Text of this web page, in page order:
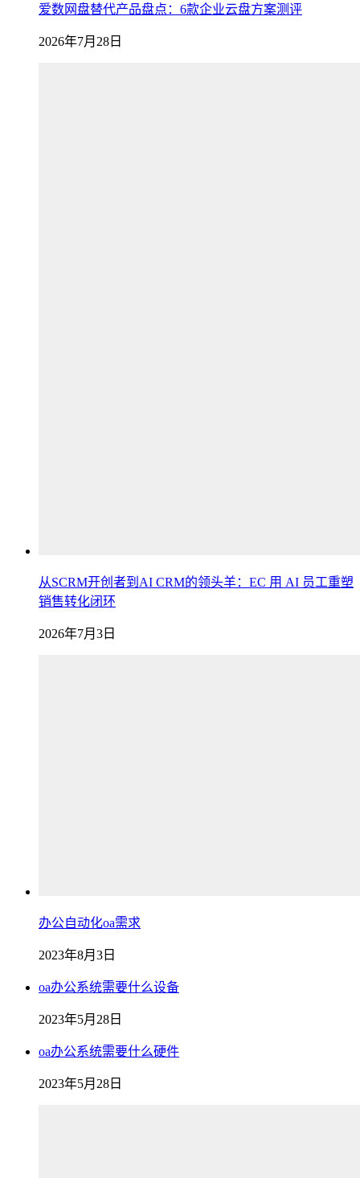
爱数网盘替代产品盘点：6款企业云盘方案测评
2026年7月28日
从SCRM开创者到AI CRM的领头羊：EC 用 AI 员工重塑
销售转化闭环
2026年7月3日
办公自动化oa需求
2023年8月3日
oa办公系统需要什么设备
2023年5月28日
oa办公系统需要什么硬件
2023年5月28日